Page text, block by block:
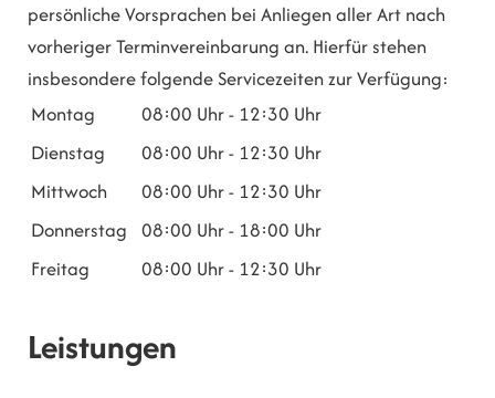
persönliche Vorsprachen bei Anliegen aller Art nach
vorheriger Terminvereinbarung an. Hierfür stehen
insbesondere folgende Servicezeiten zur Verfügung:
Montag
08:00 Uhr- 12:30 Uhr
Dienstag
08:00 Uhr- 12:30 Uhr
Mittwoch
08:00 Uhr- 12:30 Uhr
Donnerstag 08:00 Uhr- 18:00 Uhr
Freitag
08:00 Uhr- 12:30 Uhr
Leistungen